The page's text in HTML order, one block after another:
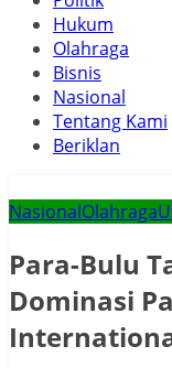
Hukum
Olahraga
Bisnis
Nasional
Tentang Kami
Beriklan
NasionalOlahraga
Para-Bulu
Dominasi